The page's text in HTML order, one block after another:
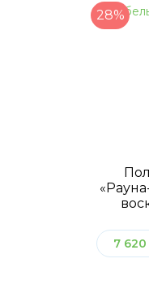
28%
7 620